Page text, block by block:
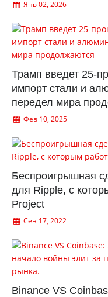
Янв 02, 2026
Трамп введет 25-
импорт стали и
передел мира
Фев 10, 2025
Беспроигрышная
для Ripple, с
Project
Сен 17, 2022
Binance VS